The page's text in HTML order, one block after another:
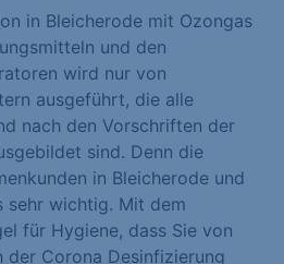
in Bleicherode mit Ozongas
und den
wird nur von
ausgeführt, die alle
nach den Vorschriften der
sind. Denn die
in Bleicherode und
sehr wichtig. Mit dem
für Hygiene, dass Sie von
der Corona Desinfizierung